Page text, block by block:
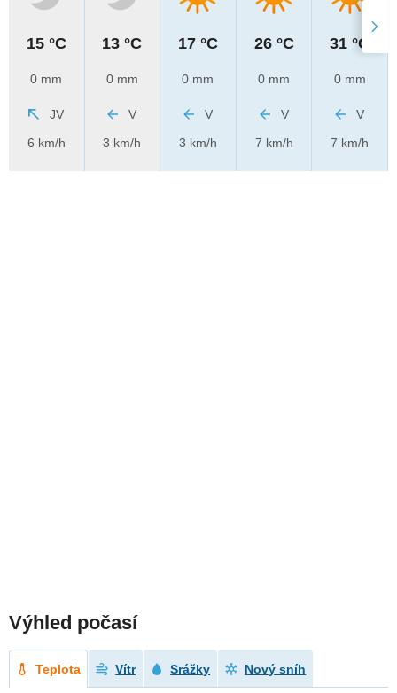
15 °C
0 mm
JV
6 km/h
13 °C
0 mm
V
3 km/h
17 °C
0 mm
V
3 km/h
26 °C
0 mm
V
7 km/h
31 °C
0 mm
V
7 km/h
Výhled počasí
Teplota Vítr Srážky Nový sníh